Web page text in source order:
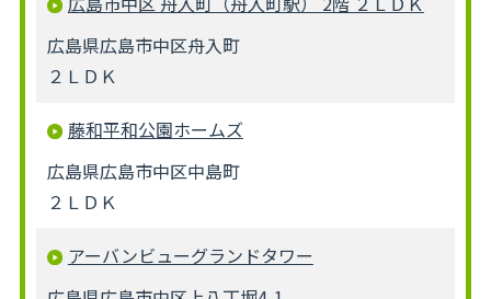
広島県広島市中区舟入町
２ＬＤＫ
藤和平和公園ホームズ
広島県広島市中区中島町
２ＬＤＫ
アーバンビューグランドタワー